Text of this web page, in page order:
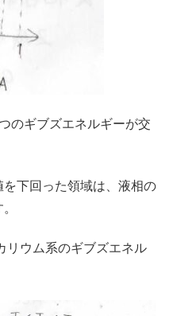
のギブズエネルギーが交
下回った領域は、液相の
リウム系のギブズエネル